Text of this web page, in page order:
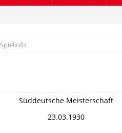
Spielinfo
Süddeutsche Meisterschaft
23.03.1930